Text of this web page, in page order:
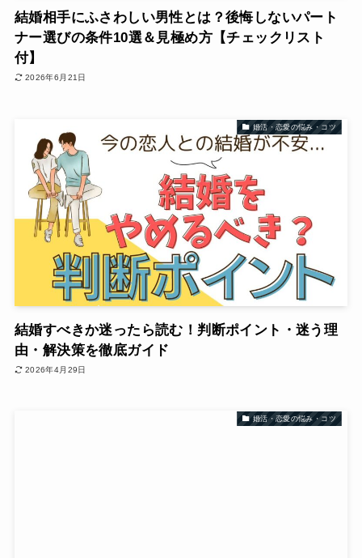
結婚相手にふさわしい男性とは？後悔しないパート
ナー選びの条件10選＆見極め方【チェックリスト
付】
2026年6月21日
婚活・恋愛の悩み・コツ
結婚すべきか迷ったら読む！判断ポイント・迷う理
由・解決策を徹底ガイド
2026年4月29日
婚活・恋愛の悩み・コツ